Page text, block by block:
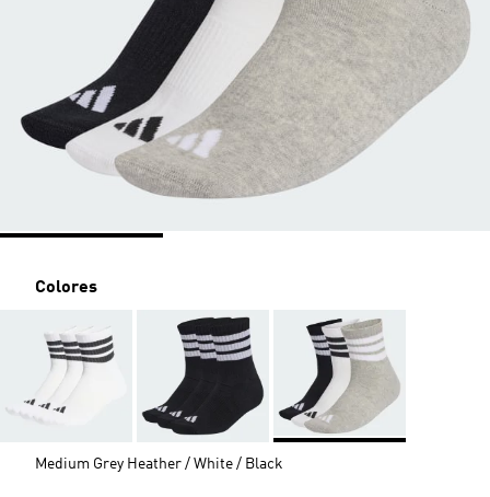
Colores
Medium Grey Heather / White / Black